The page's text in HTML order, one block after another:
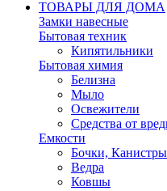
ТОВАРЫ ДЛЯ ДОМА
Замки навесные
Бытовая техник
Кипятильники
Бытовая химия
Белизна
Мыло
Освежители
Средства от
Емкости
Бочки, Канистры
Ведра
Ковшы